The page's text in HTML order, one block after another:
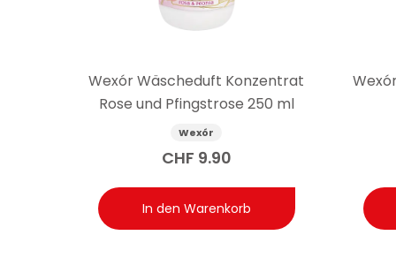
sprühen. Durch Anpassen der Anzahl der
Wexór Wäscheduft Konzentrat
Rose und Pfingstrose 250 ml
Wexór
CHF 9.90
In den Warenkorb